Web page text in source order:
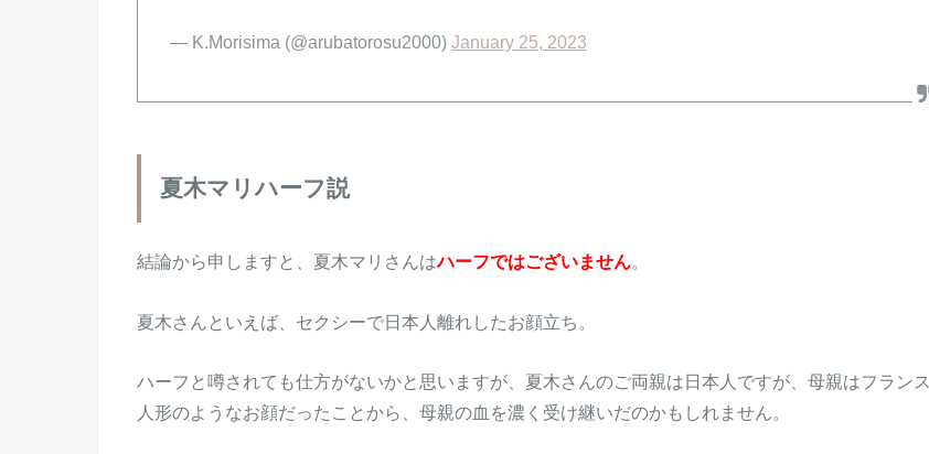
— K.Morisima (@arubatorosu2000)January 25, 2023
夏木マリハーフ説
結論から申しますと、夏木マリさんはハーフではございません。
夏木さんといえば、セクシーで日本人離れしたお顔立ち。
ハーフと噂されても仕方がないかと思いますが、夏木さんのご両親は日本人ですが、母親はフランス
人形のようなお顔だったことから、母親の血を濃く受け継いだのかもしれません。